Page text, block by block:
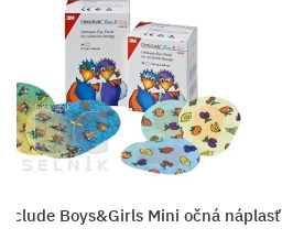
Boys&Girls Mini očná náplasť